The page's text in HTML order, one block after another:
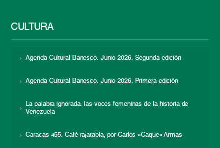
CULTURA
Agenda Cultural Banesco. Junio 2026. Segunda edición
Agenda Cultural Banesco. Junio 2026. Primera edición
La palabra ignorada: las voces femeninas de la historia de
Venezuela
Caracas 455: Café rajatabla, por Carlos «Caque» Armas